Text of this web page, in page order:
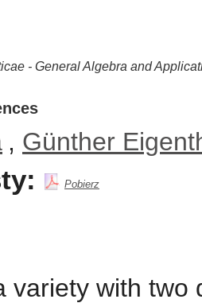
- General Algebra and
, Günther
Pobierz
variety with